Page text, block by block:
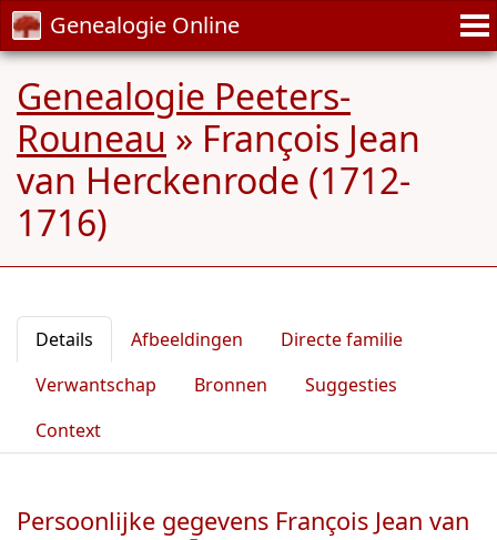
Genealogie Online
Genealogie Peeters-
Rouneau » François Jean
van Herckenrode (1712-
1716)
Details Afbeeldingen
Directe familie
Verwantschap
Bronnen
Suggesties
Context
Persoonlijke gegevens François Jean van